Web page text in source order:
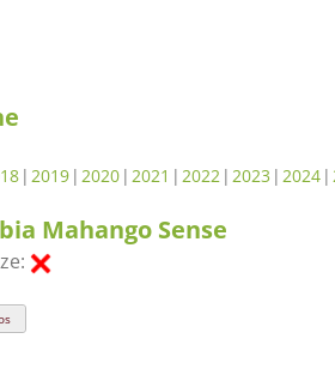
2019 2020 2021 2022 2023 2024
Mahango Sense